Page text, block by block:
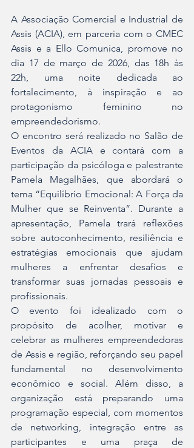
A Associação Comercial e Industrial de
Assis (ACIA), em parceria com o CMEC
Assis e a Ello Comunica, promove no
dia 17 de março de 2026, das 18h às
22h, uma noite dedicada ao
fortalecimento, à inspiração e ao
protagonismo feminino no
empreendedorismo.
O encontro será realizado no Salão de
Eventos da ACIA e contará com a
participação da psicóloga e palestrante
Pamela Magalhães, que abordará o
tema “Equilíbrio Emocional: A Força da
Mulher que se Reinventa”. Durante a
apresentação, Pamela trará reflexões
sobre autoconhecimento, resiliência e
estratégias emocionais que ajudam
mulheres a enfrentar desafios e
transformar suas jornadas pessoais e
profissionais.
O evento foi idealizado com o
propósito de acolher, motivar e
celebrar as mulheres empreendedoras
de Assis e região, reforçando seu papel
fundamental no desenvolvimento
econômico e social. Além disso, a
organização está preparando uma
programação especial, com momentos
de networking, integração entre as
participantes e uma praça de